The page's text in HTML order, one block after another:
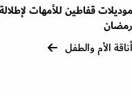
موديلات قفاطين للأمهات
رمضان
أناقة الأم والطفل